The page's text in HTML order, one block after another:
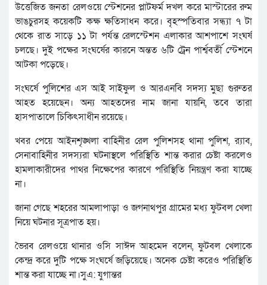
উত্তেজিত জনতা রেলওয়ে স্টেশনের প্লাটফর্ম দখল করে মাস্টারের রুম
ভাঙচুরসহ কয়েকটি কক্ষ ক্ষতিসাধন করে। বৃহস্পতিবার সন্ধ্যা ৭ টা
থেকে রাত সাড়ে ১১ টা পর্যন্ত রেলস্টেশন এলাকার আশপাশে সংঘর্ষ
চলছে। দুই পক্ষের সংঘর্ষের কারনে অন্তত ৬টি ট্রেন পার্শ্ববর্তী স্টেশনে
আটকা পড়েছে।
সংঘর্ষে পুলিশের এস আই সাইফুল ও আরএনবি সদস্য মুছা গুরুতর
আহত হয়েছেন। অন্য আহতদের নাম জানা যায়নি, তবে তারা
হাসপাতালে চিকিৎসাধীন রয়েছে।
খবর পেয়ে আইনশৃঙ্খলা বাহিনীর রেল পুলিশসহ থানা পুলিশ, র‌্যাব,
সেনাবাহিনীর সদস্যরা ঘটনাস্থলে পরিস্থিতি শান্ত করার চেষ্টা করলেও
হামলাকারীদের পাথর নিক্ষেপের কারণে পরিস্থিতি নিয়ন্ত্রণ করা যাচ্ছে
না।
জানা গেছে শহরের আমলাপাড়া ও জগনাথপুর গ্রামের মধ্য ফুটবল খেলা
নিয়ে ঘটনার সূত্রপাত হয়।
ভৈরব রেলওয়ে থানার ওসি সাঈদ আহমেদ বলেন, ফুটবল খেলাকে
কেন্দ্র করে দুটি পক্ষে সংঘর্ষে জড়িয়েছে। অনেক চেষ্টা করেও পরিস্থিতি
শান্ত করা যাচ্ছে না।সুএ: যুগান্তর